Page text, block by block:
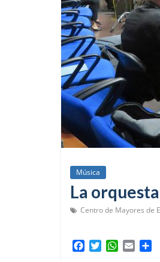
Música
La
Centro de Mayores de
W